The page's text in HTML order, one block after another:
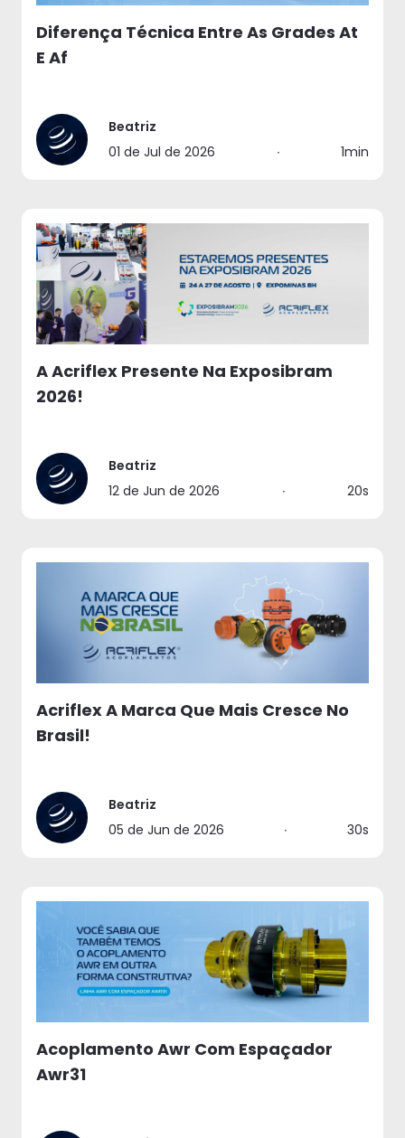
Diferença Técnica Entre As Grades At
E Af
Beatriz
01 de Jul de 2026
∙ 1min
A Acriflex Presente Na Exposibram
2026!
Beatriz
12 de Jun de 2026
∙ 20s
Acriflex A Marca Que Mais Cresce No
Brasil!
Beatriz
05 de Jun de 2026
∙ 30s
Acoplamento Awr Com Espaçador
Awr31